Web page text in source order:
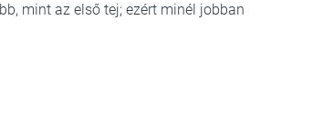
mint az első tej; ezért minél jobban